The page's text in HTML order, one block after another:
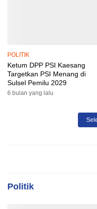
POLITIK
Ketum DPP PSI Kaesang
Targetkan PSI Menang di
Sulsel Pemilu 2029
6 bulan yang lalu
Politik